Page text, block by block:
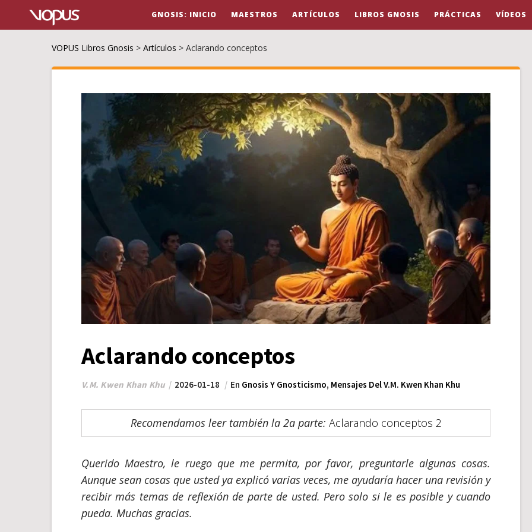
GNOSIS: INICIO MAESTROS ARTÍCULOS LIBROS GNOSIS PRÁCTICAS VÍDEOS
VOPUS Libros Gnosis > Artículos > Aclarando conceptos
Aclarando conceptos
V.M. Kwen Khan Khu 2026-01-18 En Gnosis Y Gnosticismo, Mensajes Del V.M. Kwen Khan Khu
Recomendamos leer también la 2a parte: Aclarando conceptos 2
Querido Maestro, le ruego que me permita, por favor, preguntarle algunas cosas.
Aunque sean cosas que usted ya explicó varias veces, me ayudaría hacer una revisión y
recibir más temas de reflexión de parte de usted. Pero solo si le es posible y cuando
pueda. Muchas gracias.